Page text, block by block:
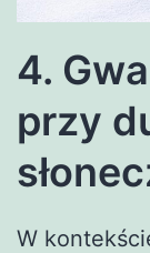
4.
przy
W